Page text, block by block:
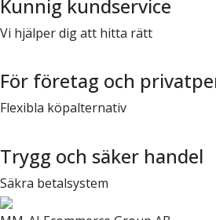
Kunnig kundservice
Vi hjälper dig att hitta rätt
För företag och
Flexibla köpalternativ
Trygg och säker handel
Säkra betalsystem